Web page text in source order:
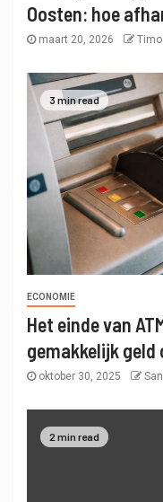
Oosten: hoe
maart 20, 2026
3 min read
ECONOMIE
Het einde van
gemakkelijk geld
oktober 30, 2025
2 min read